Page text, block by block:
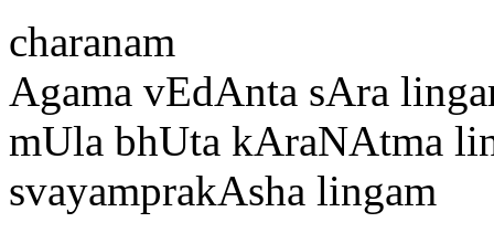
charanam
Agama vEdAnta sAra
mUla bhUta kAraNAtma
svayamprakAsha lingam